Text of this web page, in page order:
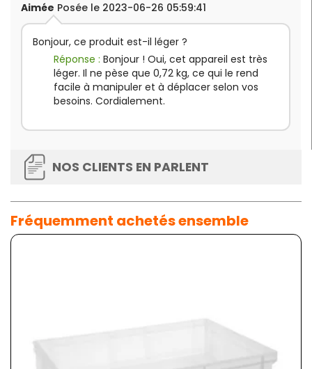
Aimée Posée le 2023-06-26 05:59:41
Bonjour, ce produit est-il léger ?
Réponse : Bonjour ! Oui, cet appareil est très
léger. Il ne pèse que 0,72 kg, ce qui le rend
facile à manipuler et à déplacer selon vos
besoins. Cordialement.
NOS CLIENTS EN PARLENT
Fréquemment achetés ensemble